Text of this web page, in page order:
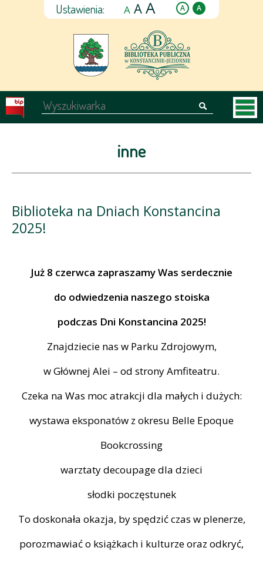
Ustawienia: A A A A A
inne
Biblioteka na Dniach Konstancina
2025!
Już 8 czerwca zapraszamy Was serdecznie
do odwiedzenia naszego stoiska
podczas Dni Konstancina 2025!
Znajdziecie nas w Parku Zdrojowym,
w Głównej Alei – od strony Amfiteatru.
Czeka na Was moc atrakcji dla małych i dużych:
wystawa eksponatów z okresu Belle Epoque
Bookcrossing
warztaty decoupage dla dzieci
słodki poczęstunek
To doskonała okazja, by spędzić czas w plenerze,
porozmawiać o książkach i kulturze oraz odkryć,